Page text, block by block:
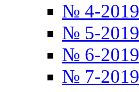
№ 4-2019
№ 5-2019
№ 6-2019
№ 7-2019